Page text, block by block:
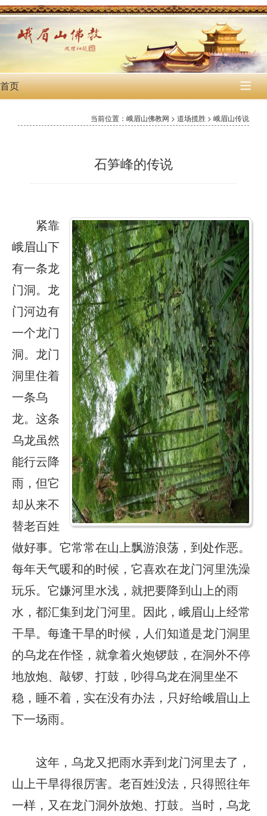
首页 
当前位置：峨眉山佛教网 > 道场揽胜 > 峨眉山传说
石笋峰的传说
紧靠
峨眉山下
有一条龙
门洞。龙
门河边有
一个龙门
洞。龙门
洞里住着
一条乌
龙。这条
乌龙虽然
能行云降
雨，但它
却从来不
替老百姓
做好事。它常常在山上飘游浪荡，到处作恶。
每年天气暖和的时候，它喜欢在龙门河里洗澡
玩乐。它嫌河里水浅，就把要降到山上的雨
水，都汇集到龙门河里。因此，峨眉山上经常
干旱。每逢干旱的时候，人们知道是龙门洞里
的乌龙在作怪，就拿着火炮锣鼓，在洞外不停
地放炮、敲锣、打鼓，吵得乌龙在洞里坐不
稳，睡不着，实在没有办法，只好给峨眉山上
下一场雨。
这年，乌龙又把雨水弄到龙门河里去了，
山上干旱得很厉害。老百姓没法，只得照往年
一样，又在龙门洞外放炮、打鼓。当时，乌龙